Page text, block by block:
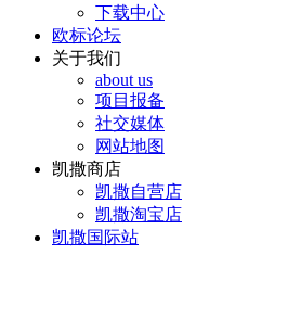
下载中心
欧标论坛
关于我们
about us
项目报备
社交媒体
网站地图
凯撒商店
凯撒自营店
凯撒淘宝店
凯撒国际站